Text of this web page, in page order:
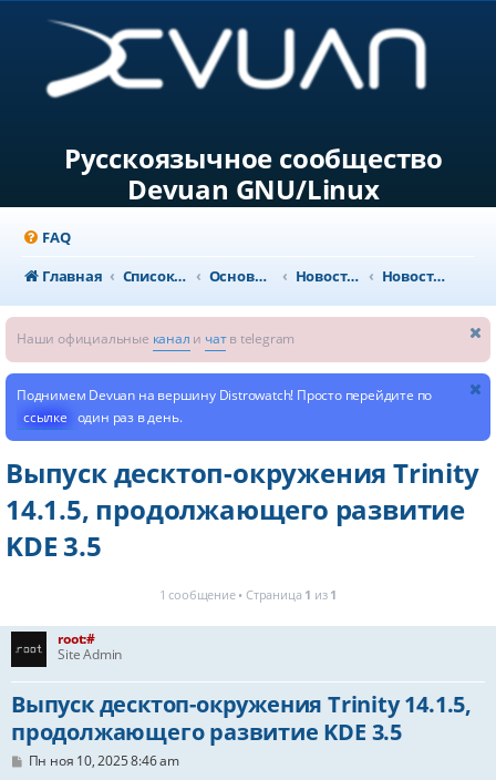
Русскоязычное сообщество
Devuan GNU/Linux
FAQ
Главная
Список форумов Основной раздел Новости и объявления Новости из мира GNU/Linux
Наши официальные канал и чатв telegram
Поднимем Devuan на вершину Distrowatch! Просто перейдите по
ссылке один раз в день.
Выпуск десктоп-окружения Trinity
14.1.5, продолжающего развитие
KDE 3.5
1 сообщение • Страница 1 из 1
root:#
Site Admin
Выпуск десктоп-окружения Trinity 14.1.5,
продолжающего развитие KDE 3.5
СПн ноя 10, 2025 8:46 am